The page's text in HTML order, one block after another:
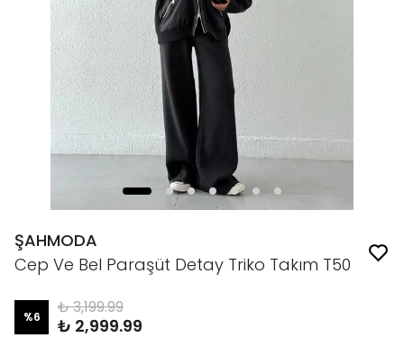
ŞAHMODA
Cep Ve Bel Paraşüt Detay Triko Takım T50
%6 ₺ 3,199.99
₺ 2,999.99